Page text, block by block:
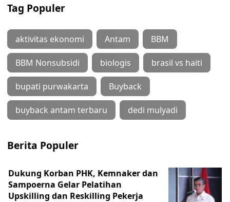
Tag Populer
aktivitas ekonomi Antam BBM
BBM Nonsubsidi biologis brasil vs haiti
bupati purwakarta Buyback
buyback antam terbaru dedi mulyadi
Berita Populer
Dukung Korban PHK, Kemnaker dan
Sampoerna Gelar Pelatihan
Upskilling dan Reskilling Pekerja